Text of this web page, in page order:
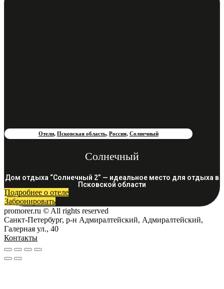
Отели, Псковская область, Россия, Солнечный
Солнечный
Дом отдыха “Солнечный 2” — идеальное место для отдыха в
Псковской области
Подробнее о отеле
Забронировать
promorer.ru © All rights reserved
Санкт-Петербург, р-н Адмиралтейский, Адмиралтейский,
Галерная ул., 40
Контакты